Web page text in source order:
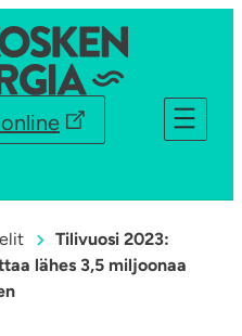
Tilivuosi 2023:
lähes 3,5 miljoonaa